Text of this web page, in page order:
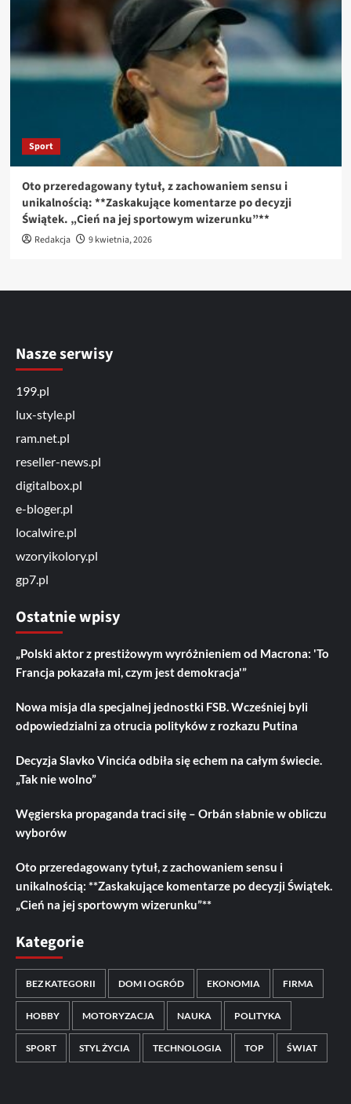
Sport
Oto przeredagowany tytuł, z zachowaniem sensu i
unikalnością: **Zaskakujące komentarze po decyzji
Świątek. „Cień na jej sportowym wizerunku”**
Redakcja 9 kwietnia, 2026
Nasze serwisy
199.pl
lux-style.pl
ram.net.pl
reseller-news.pl
digitalbox.pl
e-bloger.pl
localwire.pl
wzoryikolory.pl
gp7.pl
Ostatnie wpisy
„Polski aktor z prestiżowym wyróżnieniem od Macrona: 'To
Francja pokazała mi, czym jest demokracja'”
Nowa misja dla specjalnej jednostki FSB. Wcześniej byli
odpowiedzialni za otrucia polityków z rozkazu Putina
Decyzja Slavko Vincića odbiła się echem na całym świecie.
„Tak nie wolno”
Węgierska propaganda traci siłę – Orbán słabnie w obliczu
wyborów
Oto przeredagowany tytuł, z zachowaniem sensu i
unikalnością: **Zaskakujące komentarze po decyzji Świątek.
„Cień na jej sportowym wizerunku”**
Kategorie
BEZ KATEGORII DOM I OGRÓD EKONOMIA FIRMA
HOBBY MOTORYZACJA NAUKA POLITYKA
SPORT STYL ŻYCIA TECHNOLOGIA TOP ŚWIAT